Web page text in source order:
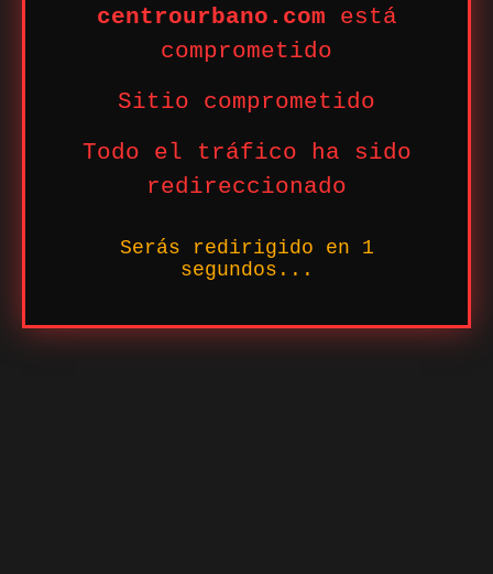
centrourbano.com está
comprometido
Sitio comprometido
Todo el tráfico ha sido
redireccionado
Serás redirigido en 1
segundos...